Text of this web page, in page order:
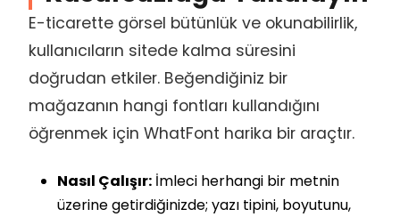
E-ticarette görsel bütünlük ve okunabilirlik,
kullanıcıların sitede kalma süresini
doğrudan etkiler. Beğendiğiniz bir
mağazanın hangi fontları kullandığını
öğrenmek için WhatFont harika bir araçtır.
Nasıl Çalışır: İmleci herhangi bir metnin
üzerine getirdiğinizde; yazı tipini, boyutunu,